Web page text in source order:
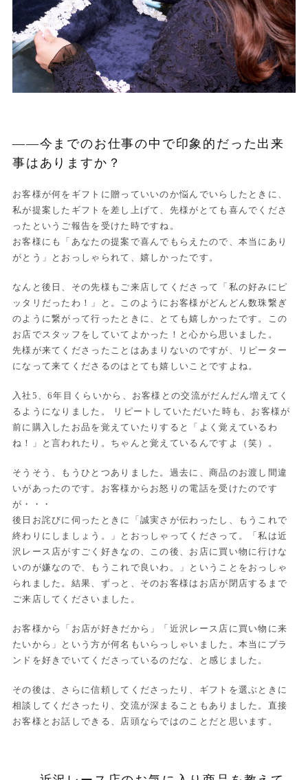
——今までのお仕事の中で印象的だった出来
事はありますか？
お客様が何をギフトに贈っていいのか悩んでいらしたときに、
私が提案したギフトを差し上げて、先様がとても喜んでくださ
ったというご報告を受けた時ですね。
お客様にも「あなたの提案で喜んでもらえたので、本当にあり
がとう」とおっしゃられて、嬉しかったです。
なんと後日、その先様もご来店してくださって「私の好みにピ
ッタリだったわ！」と。このようにお客様がどんどん数珠繋ぎ
のように繋がって行ったときに、とても嬉しかったです。この
お店でスタッフをしていてよかった！と心から思いました。
先様が来てくださったことはあまりないのですが、リピーター
になって来てくださるのはとても嬉しいことですよね。
入社5、6年目くらいから、お客様との交流がだんだん増えてく
るようになりました。 リピートしていただいた時も、お客様が
前に購入したお品を覚えていたりすると「よく覚えているわ
ね！」と言われたり。ちゃんと覚えているんですよ（笑）。
そうそう、もうひとつありました。過去に、商品のお渡し間違
いがあったのです。お客様からお怒りの電話を受けたのです
が・・・
後日お詫びに伺ったときに「誠実さが伝わったし、もうこれで
終わりにしましょう。」とおっしゃってくださって。「私は近
沢レース店がすごく好きなの、この後、お店に買い物に行けな
いのが嫌なので、もうこれで良いわ。」ということをおっしゃ
られました。結果、ずっと、そのお客様はお店が閉店するまで
ご来店してくださいました。
お客様から「お店が好きだから」「近沢レース店に買い物に来
たいから」という方が何名もいらっしゃいました。本当にブラ
ンドを好きでいてくださっているのだな、と感じました。
その後は、さらに信頼してくださったり、ギフトを選ぶときに
相談してくださったり、交流が深まることもありました。直接
お客様とお話しできる、店頭ならではのことだと思います。